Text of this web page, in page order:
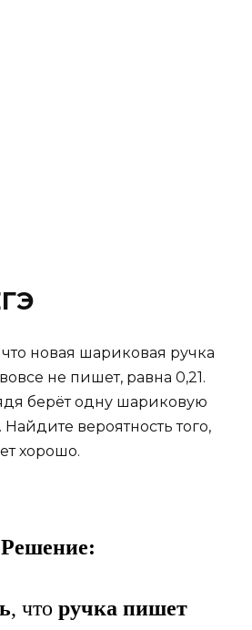
что новая шариковая ручка
не пишет, равна 0,21.
берёт одну шариковую
вероятность того,
хорошо.
Решение:
, что ручка пишет